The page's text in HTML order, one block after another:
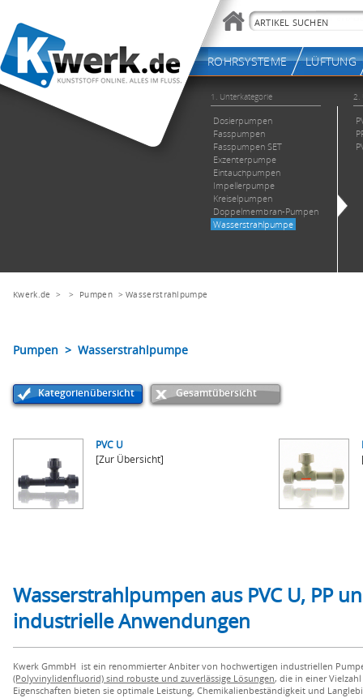
Kwerk.de > > Pumpen>Wasserstrahlpumpe
Pumpen > Wasserstrahlpumpe
Kategorienübersicht Gesamtübersicht
PVC U
[Zur Übersicht]
Wasserstrahlpumpen aus PVC U, PP
industrielle Anwendungen
Kwerk GmmbH ist ein renommierter Anbiter von hochwertigen industriellen
(Polyvinylidenfluorid) sind robuste und zuverlässige Lösungen, die in einer
Eigenschaften bieten sie optimale Leistung, Chemikalienbeständigkeit und